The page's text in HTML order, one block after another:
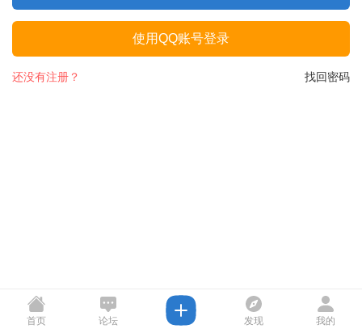
使用QQ账号登录
找回密码
还没有注册？
首页 论坛 发现 我的